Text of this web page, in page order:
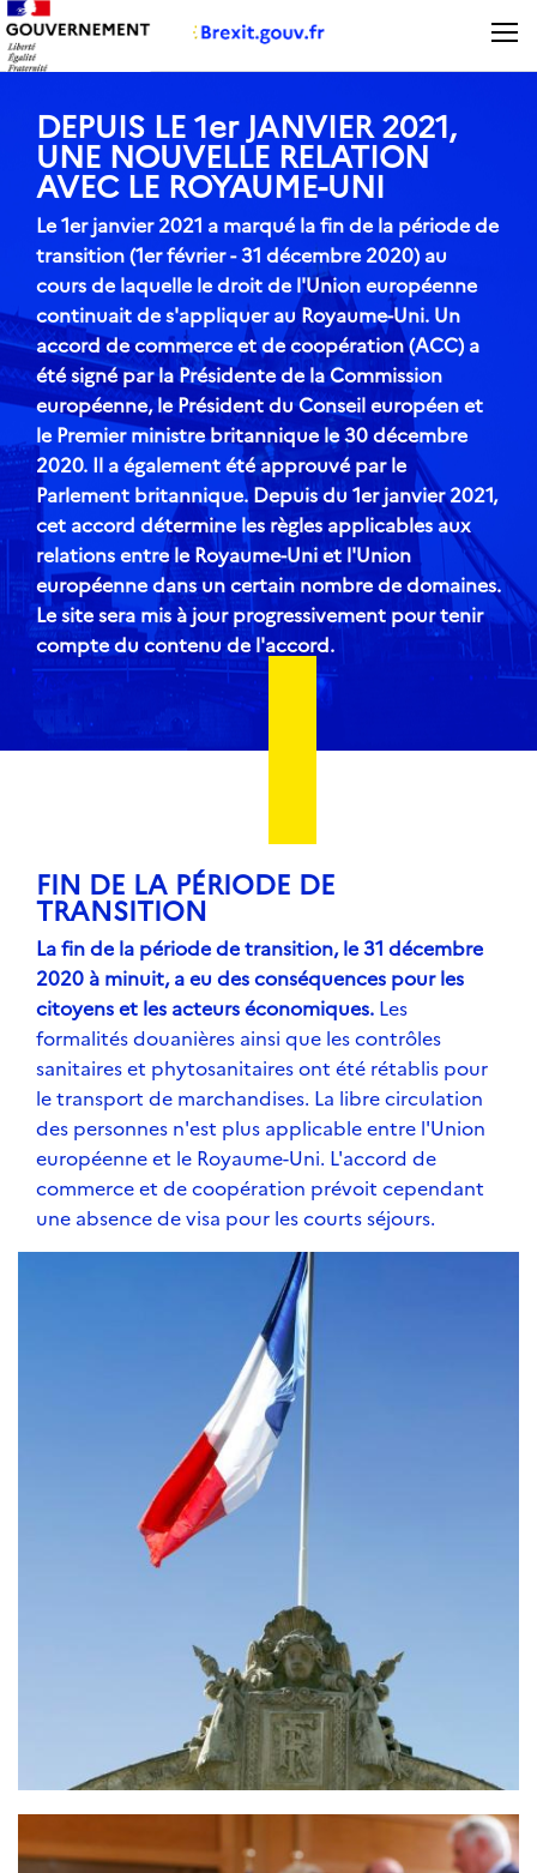
Panneau de gestion des cookies
DEPUIS LE 1er JANVIER 2021,
UNE NOUVELLE RELATION
AVEC LE ROYAUME-UNI
Le1er janvier 2021 a marqué la fin de la période de
transition (1er février - 31 décembre 2020) au
cours de laquelle le droit de l'Union européenne
continuait de s'appliquer au Royaume-Uni. Un
accord de commerce et de coopération (ACC) a
été signé par la Présidente de la Commission
européenne, le Président du Conseil européen et
le Premier ministre britannique le 30 décembre
2020. Il a également été approuvé par le
Parlement britannique. Depuis du 1er janvier 2021,
cet accord détermine les règles applicables aux
relations entre le Royaume-Uni et l'Union
européenne dans un certain nombre de domaines.
Le site sera mis à jour progressivement pour tenir
compte du contenu de l'accord.
FIN DE LA PÉRIODE DE
TRANSITION
La fin de la période de transition, le 31 décembre
2020 à minuit, a eu des conséquences pour les
citoyens et les acteurs économiques. Les
formalités douanières ainsi que les contrôles
sanitaires et phytosanitaires ont été rétablis pour
le transport de marchandises. La libre circulation
des personnes n'est plus applicable entre l'Union
européenne et le Royaume-Uni. L'accord de
commerce et de coopération prévoit cependant
une absence de visa pour les courts séjours.